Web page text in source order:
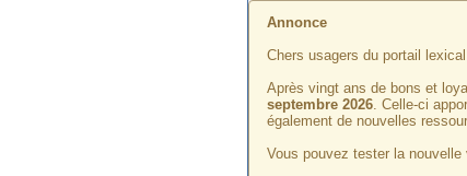
Annonce
Chers usagers du portail
Après vingt ans de bons et
septembre 2026. Celle-ci
également de nouvelles
Vous pouvez tester la nouvelle